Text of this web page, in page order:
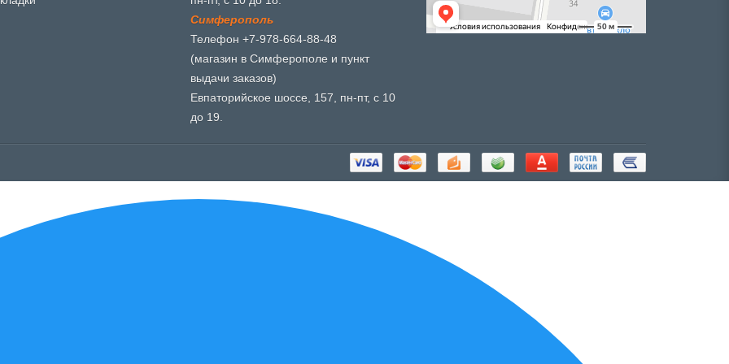
Симферополь
Телефон +7-978-664-88-48
(магазин в Симферополе и пункт
выдачи заказов)
Евпаторийское шоссе, 157, пн-пт, с 10
до 19.